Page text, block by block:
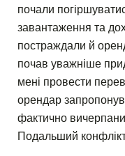
почали
завантаження та
постраждали й
почав уважніше
мені провести
орендар
фактично
Подальший